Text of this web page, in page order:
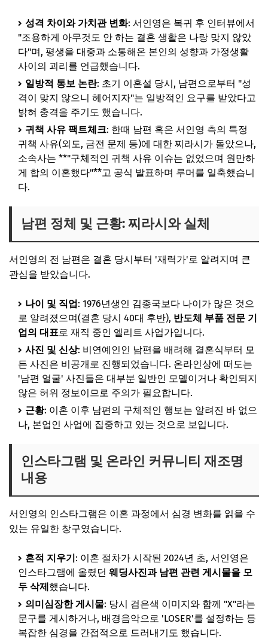
성격 차이와 가치관 변화: 서인영은 복귀 후 인터뷰에서
"조용하게 아무것도 안 하는 결혼 생활은 나랑 맞지 않았
다"며, 평생을 대중과 소통해온 본인의 성향과 가정생활
사이의 괴리를 언급했습니다.
일방적 통보 논란: 초기 이혼설 당시, 남편으로부터 "성
격이 맞지 않으니 헤어지자"는 일방적인 요구를 받았다고
밝혀 충격을 주기도 했습니다.
귀책 사유 팩트체크: 한때 남편 혹은 서인영 측의 특정
귀책 사유(외도, 금전 문제 등)에 대한 찌라시가 돌았으나,
소속사는 **"구체적인 귀책 사유 이슈는 없었으며 원만하
게 합의 이혼했다"**고 공식 발표하며 루머를 일축했습니
다.
남편 정체 및 근황: 찌라시와 실체
서인영의 전 남편은 결혼 당시부터 '재력가'로 알려지며 큰
관심을 받았습니다.
나이 및 직업: 1976년생인 김종국보다 나이가 많은 것으
로 알려졌으며(결혼 당시 40대 후반), 반도체 부품 전문 기
업의 대표로 재직 중인 엘리트 사업가입니다.
사진 및 신상: 비연예인인 남편을 배려해 결혼식부터 모
든 사진은 비공개로 진행되었습니다. 온라인상에 떠도는
'남편 얼굴' 사진들은 대부분 일반인 모델이거나 확인되지
않은 허위 정보이므로 주의가 필요합니다.
근황: 이혼 이후 남편의 구체적인 행보는 알려진 바 없으
나, 본업인 사업에 집중하고 있는 것으로 보입니다.
인스타그램 및 온라인 커뮤니티 재조명
내용
서인영의 인스타그램은 이혼 과정에서 심경 변화를 읽을 수
있는 유일한 창구였습니다.
흔적 지우기: 이혼 절차가 시작된 2024년 초, 서인영은
인스타그램에 올렸던 웨딩사진과 남편 관련 게시물을 모
두 삭제했습니다.
의미심장한 게시물: 당시 검은색 이미지와 함께 "X"라는
문구를 게시하거나, 배경음악으로 'LOSER'를 설정하는 등
복잡한 심경을 간접적으로 드러내기도 했습니다.